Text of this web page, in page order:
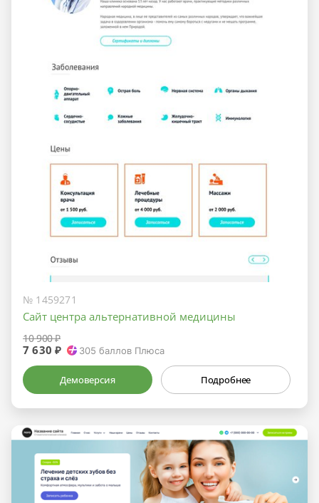
№ 1459271
Сайт центра альтернативной медицины
10 900 ₽
7 630 ₽ 305 баллов Плюса
Демоверсия Подробнее